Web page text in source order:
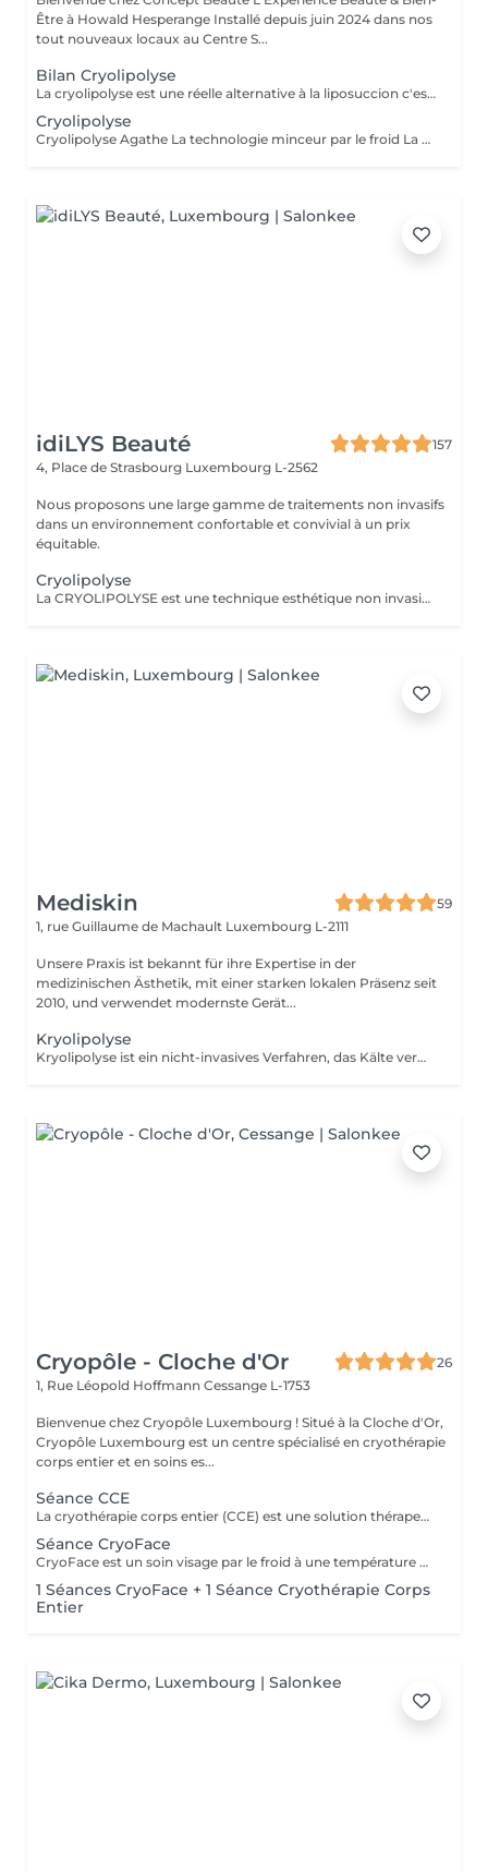
Être à Howald Hesperange Installé depuis juin 2024 dans nos
tout nouveaux locaux au Centre S...
Bilan Cryolipolyse
La cryolipolyse est une réelle alternative à la liposuccion c'est une méthode radicale, unique et non invasive qui détruit la graisse par le froid. Cette technique est utilisée pour redessiner votre silhouette et gommer la cellulite. Idéale pour le ventre, les poignées d'amour sur les hanches, les fesses et la culotte de cheval mais aussi l'interieur des cuisses et des bras.
Cryolipolyse
Cryolipolyse Agathe La technologie minceur par le froid La Cryolipolyse est une technique innovante qui utilise le froid contrôlé pour éliminer définitivement les cellules graisseuses (adipocytes) de façon ciblée et naturelle. Grâce à l'appareil Agathe, dernière génération réelle alternative à la liposuccion, nous offrons une méthode efficace et non invasive pour remodeler la silhouette et affiner les zones rebelles dès la première séance. Les zones traitées Nous ciblons les zones où les amas graisseux sont les plus tenaces et difficiles à éliminer avec le sport ou l'alimentation : - Ventre & Bas du ventre : Réduit la graisse abdominale et améliore le galbe du ventre. - Poignées d'amour : Affine la taille et redessine les contours. - Culotte de cheval : Atténue les amas graisseux sur les hanches et les fesses. - Intérieur des cuisses : Permet d'affiner et d'harmoniser la silhouette des jambes. - Bras : Cible le relâchement cutané et sculpte les bras. - Double menton : Redéfinit l'ovale du visage et affine le cou. Quels résultats attendre EN UNE SEULE SÉANCE ? * Réduction visible des amas graisseux grâce à la destruction des cellules adipeuses. * Peau plus lisse et raffermie, grâce à l'effet tenseur du froid sur les tissus. * Perte de centimètres sur la zone traitée (les premiers résultats sont visibles après 3 à 4 semaines, avec un effet optimal en 6 à 8 semaines). * Résultats durables : Les cellules graisseuses éliminées ne reviennent pas si une bonne hygiène de vie est maintenue. Un bilan personnalisé est réalisé avant chaque séance pour définir votre programme minceur et adapter le traitement à vos besoins.
idiLYS Beauté
157
4, Place de Strasbourg Luxembourg L-2562
Nous proposons une large gamme de traitements non invasifs
dans un environnement confortable et convivial à un prix
équitable.
Cryolipolyse
La CRYOLIPOLYSE est une technique esthétique non invasive qui utilise le froid pour réduire les amas graisseux localisés. La LUMINOTHÉRAPIE du visage consiste à exposer la peau à des lumières LED afin de stimuler le renouvellement cellulaire et améliorer l'éclat du teint.
Mediskin
59
1, rue Guillaume de Machault Luxembourg L-2111
Unsere Praxis ist bekannt für ihre Expertise in der
medizinischen Ästhetik, mit einer starken lokalen Präsenz seit
2010, und verwendet modernste Gerät...
Kryolipolyse
Kryolipolyse ist ein nicht-invasives Verfahren, das Kälte verwendet, um lokalisiertes Fettgewebe zu zerstören. Während der Behandlung kühlt ein Applikator die Fettzellen auf sehr niedrige Temperaturen, wodurch sie kristallisieren und allmählich vom Lymphsystem ausgeschieden werden. Vorteile: -Reduktion von Fettdepots, die gegen Sport und Diäten resistent sind. -Nicht-invasives Verfahren ohne Operation oder Anästhesie. Anpassungsfähigkeit: -Kryolipolyse ist für alle Hauttypen geeignet. Gegenanzeigen: -Nicht empfohlen für schwangere Frauen. Während der ersten Sitzung werden wir gemeinsam Ihre Ziele festlegen und die für Ihre Haut am besten geeignete Behandlung bestimmen. Bei Fragen kontaktieren Sie uns oder buchen Sie einen kostenlosen Beratungstermin
Cryopôle - Cloche d'Or
26
1, Rue Léopold Hoffmann Cessange L-1753
Bienvenue chez Cryopôle Luxembourg ! Situé à la Cloche d'Or,
Cryopôle Luxembourg est un centre spécialisé en cryothérapie
corps entier et en soins es...
Séance CCE
La cryothérapie corps entier (CCE) est une solution thérapeutique non médicamenteuse par le froid. Elle utilise l'action du froid en produisant un effet antalgique et anti-inflammatoire sur tout le corps dans de nombreux domaines : médical, sportif, bien-être et esthétique. Cures de 5, 12, 20, 60 et 100 séances disponibles.
Séance CryoFace
CryoFace est un soin visage par le froid à une température de -78°C sèche et confortable. Cette technique douce et naturelle vient stimuler tous les récepteurs de la peau. Cure de 10 séances disponible.
1 Séances CryoFace + 1 Séance Cryothérapie Corps
Entier